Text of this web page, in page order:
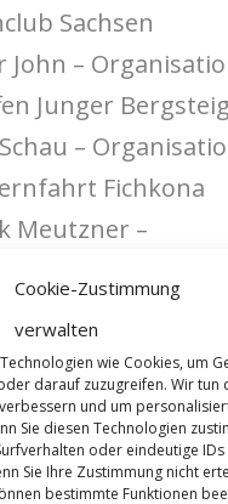
Cookie-Zustimmung
verwalten
wie Cookies, um
darauf zuzugreifen. Wir tun
und um
Sie diesen Technologien
oder eindeutige
Sie Ihre Zustimmung nicht
bestimmte Funktionen
Sachsen
John –
Junger
–
Fichkona
Meutzner –
Neumann –
aller Gipfel
Schweiz
Clemens –